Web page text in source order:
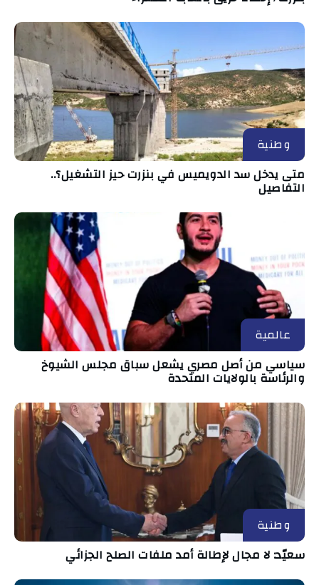
وطنية
متى يدخل سد الدويميس في بنزرت حيز التشغيل؟..
التفاصيل
عالمية
سياسي من أصل مصري يشعل سباق مجلس الشيوخ
والرئاسة بالولايات المتحدة
وطنية
سعيّد: لا مجال لإطالة أمد ملفات الصلح الجزائي